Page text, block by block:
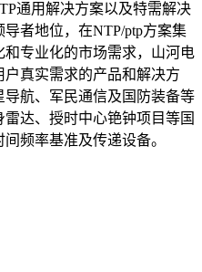
通用解决方案以及特需解决
者地位，在NTP/ptp方案集
专业化的市场需求，山河电
真实需求的产品和解决方
航、军民通信及国防装备等
达、授时中心铯钟项目等国
频率基准及传递设备。